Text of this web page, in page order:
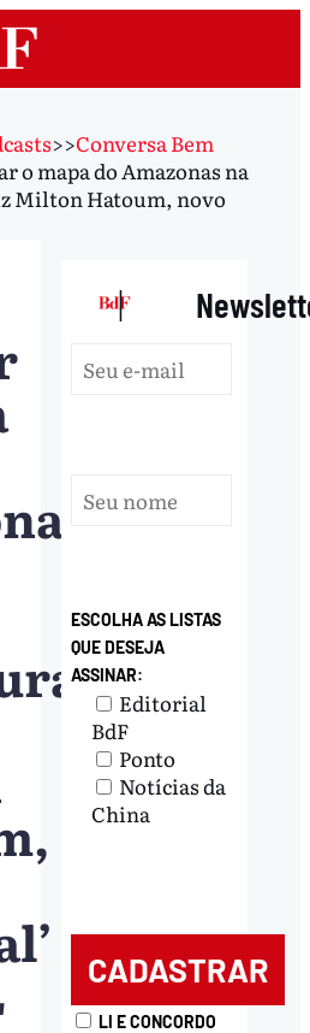
>>Conversa Bem
o mapa do Amazonas na
Milton Hatoum, novo
|
ESCOLHA AS LISTAS
QUE DESEJA
ASSINAR:
Editorial
BdF
Ponto
Notícias da
China
LI E CONCORDO